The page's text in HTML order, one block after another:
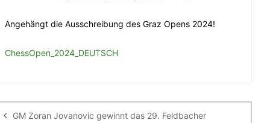
Angehängt die Ausschreibung des Graz Opens 2024!
ChessOpen_2024_DEUTSCH
GM Zoran Jovanovic gewinnt das 29. Feldbacher